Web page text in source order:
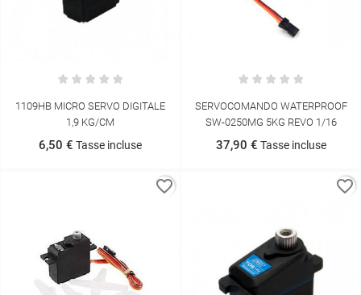
1109HB MICRO SERVO DIGITALE
1,9 KG/CM
6,50 € Tasse incluse
SERVOCOMANDO WATERPROOF
SW-0250MG 5KG REVO 1/16
37,90 € Tasse incluse
favorite_border favorite_border